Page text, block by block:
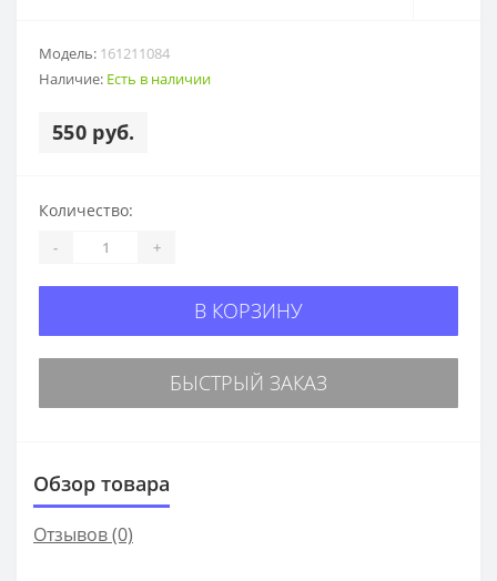
Модель: 161211084
Наличие: Есть в наличии
550 руб.
Количество:
- +
В КОРЗИНУ
БЫСТРЫЙ ЗАКАЗ
Обзор товара
Отзывов (0)